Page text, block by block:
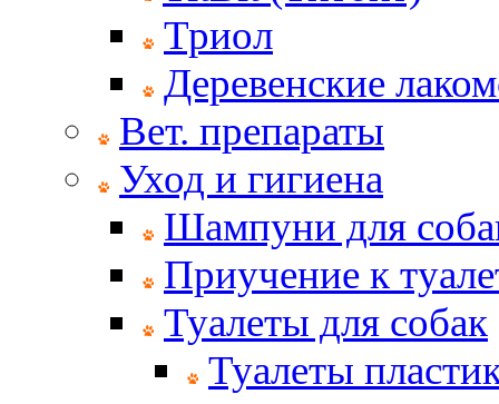
Триол
Деревенские
Вет. препараты
Уход и гигиена
Шампуни для
Приучение к
Туалеты для собак
Туалеты